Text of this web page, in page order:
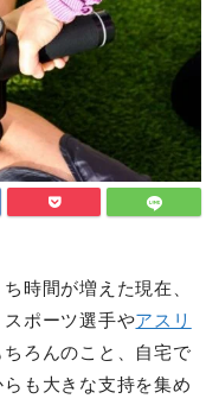
時間が増えた現在、
ポーツ選手やアスリ
ろんのこと、自宅で
も大きな支持を集め